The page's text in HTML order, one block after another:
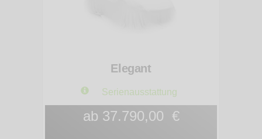
Elegant
Serienausstattung
ab 37.790,00 €